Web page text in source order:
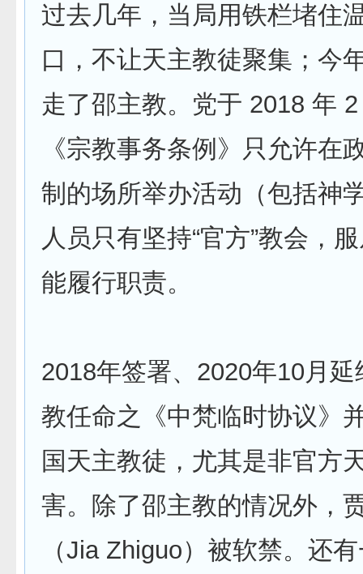
过去几年，当局用铁栏堵住
口，不让天主教徒聚集；今
走了邵主教。党于 2018 年
《宗教事务条例》只允许在
制的场所举办活动（包括神
人员只有坚持“官方”教会，
能履行职责。
2018年签署、2020年10月
教任命之《中梵临时协议》
国天主教徒，尤其是非官方
害。除了邵主教的情况外，
（Jia Zhiguo）被软禁。还